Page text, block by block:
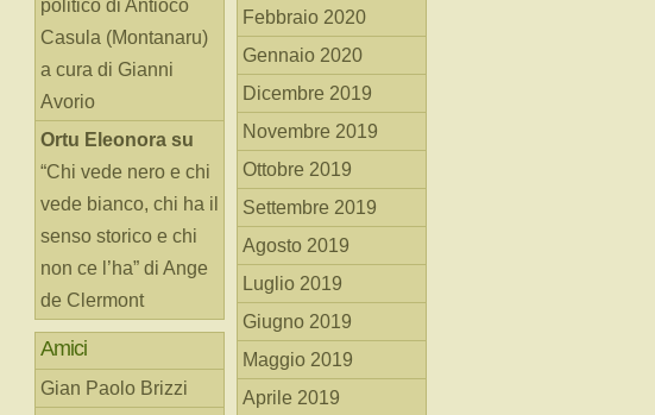
politico di Antioco
Casula (Montanaru)
a cura di Gianni
Avorio
Ortu Eleonora su
“Chi vede nero e chi
vede bianco, chi ha il
senso storico e chi
non ce l’ha” di Ange
de Clermont
Amici
Gian Paolo Brizzi
Febbraio 2020
Gennaio 2020
Dicembre 2019
Novembre 2019
Ottobre 2019
Settembre 2019
Agosto 2019
Luglio 2019
Giugno 2019
Maggio 2019
Aprile 2019